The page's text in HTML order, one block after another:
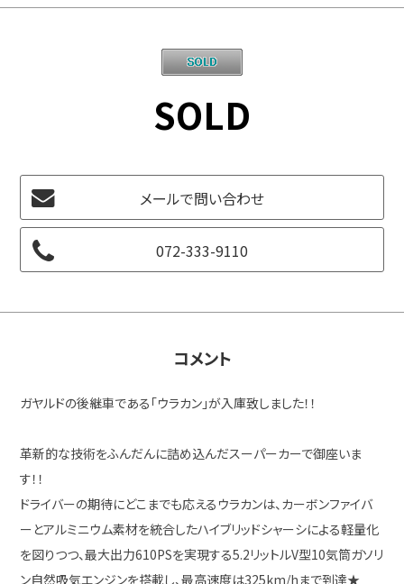
SOLD
メールで問い合わせ
072-333-9110
コメント
ガヤルドの後継車である「ウラカン」が入庫致しました！！
革新的な技術をふんだんに詰め込んだスーパーカーで御座いま
す！！
ドライバーの期待にどこまでも応えるウラカンは、カーボンファイバ
ーとアルミニウム素材を統合したハイブリッドシャーシによる軽量化
を図りつつ、最大出力610PSを実現する5.2リットルV型10気筒ガソリ
ン自然吸気エンジンを搭載し、最高速度は325km/hまで到達★